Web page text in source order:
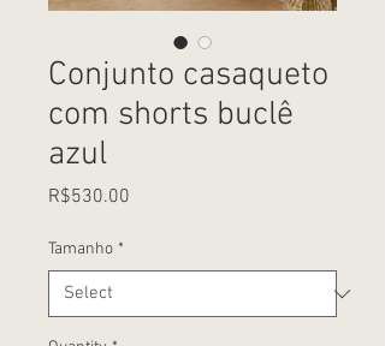
Conjunto casaqueto
com shorts buclê
azul
R$530.00
Tamanho *